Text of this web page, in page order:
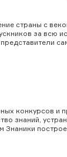
страны с
за всю
конкурсов и
знаний,
Знаники